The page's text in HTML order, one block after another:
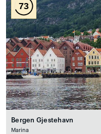
73
Bergen Gjestehavn
Marina